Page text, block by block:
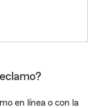
en línea o con la